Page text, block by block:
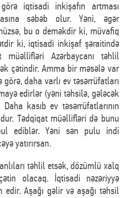
iqtisadi inkişafın artması
səbəb olur. Yəni, əgər
bu o deməkdir ki, müvafiq
ki, iqtisadi inkişaf şəraitində
müəllifləri Azərbaycanı təhlil
çətindir. Amma bir məsələ var
daha varlı ev təsərrüfatları
edirlər (yəni təhsilə, gələcək
kasıb ev təsərrüfatlarının
Tədqiqat müəllifləri də bunu
ediblər. Yəni sən pulu indi
yatırırsan.
təhlil etsək, dözümlü xalq
olacaq. İqtisadi nəzəriyyə
edir. Aşağı gəlir və aşağı təhsil